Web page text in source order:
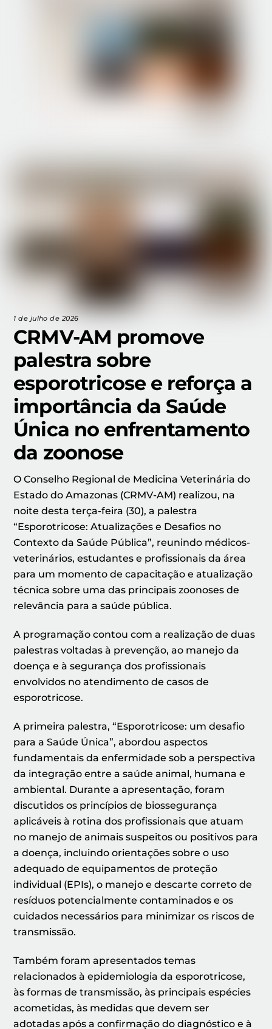
1 de julho de 2026
CRMV-AM promove
palestra sobre
esporotricose e reforça a
importância da Saúde
Única no enfrentamento
da zoonose
O Conselho Regional de Medicina Veterinária do
Estado do Amazonas (CRMV-AM) realizou, na
noite desta terça-feira (30), a palestra
“Esporotricose: Atualizações e Desafios no
Contexto da Saúde Pública”, reunindo médicos-
veterinários, estudantes e profissionais da área
para um momento de capacitação e atualização
técnica sobre uma das principais zoonoses de
relevância para a saúde pública.
A programação contou com a realização de duas
palestras voltadas à prevenção, ao manejo da
doença e à segurança dos profissionais
envolvidos no atendimento de casos de
esporotricose.
A primeira palestra, “Esporotricose: um desafio
para a Saúde Única”, abordou aspectos
fundamentais da enfermidade sob a perspectiva
da integração entre a saúde animal, humana e
ambiental. Durante a apresentação, foram
discutidos os princípios de biossegurança
aplicáveis à rotina dos profissionais que atuam
no manejo de animais suspeitos ou positivos para
a doença, incluindo orientações sobre o uso
adequado de equipamentos de proteção
individual (EPIs), o manejo e descarte correto de
resíduos potencialmente contaminados e os
cuidados necessários para minimizar os riscos de
transmissão.
Também foram apresentados temas
relacionados à epidemiologia da esporotricose,
às formas de transmissão, às principais espécies
acometidas, às medidas que devem ser
adotadas após a confirmação do diagnóstico e à